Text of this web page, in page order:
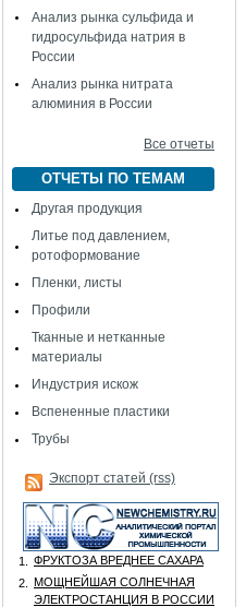
Анализ рынка сульфида и
гидросульфида натрия в
России
Анализ рынка нитрата
алюминия в России
Все отчеты
ОТЧЕТЫ ПО ТЕМАМ
Другая продукция
Литье под давлением,
ротоформование
Пленки, листы
Профили
Тканные и нетканные
материалы
Индустрия искож
Вспененные пластики
Трубы
Экспорт статей (rss)
1.
ФРУКТОЗА ВРЕДНЕЕ САХАРА
2.
МОЩНЕЙШАЯ СОЛНЕЧНАЯ
ЭЛЕКТРОСТАНЦИЯ В РОССИИ